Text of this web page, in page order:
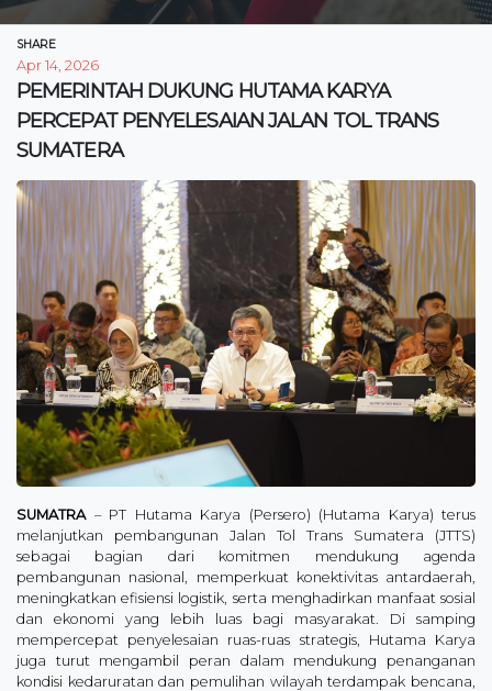
SHARE
Apr 14, 2026
PEMERINTAH DUKUNG HUTAMA KARYA
PERCEPAT PENYELESAIAN JALAN TOL TRANS
SUMATERA
SUMATRA – PT Hutama Karya (Persero) (Hutama Karya) terus
melanjutkan pembangunan Jalan Tol Trans Sumatera (JTTS)
sebagai bagian dari komitmen mendukung agenda
pembangunan nasional, memperkuat konektivitas antardaerah,
meningkatkan efisiensi logistik, serta menghadirkan manfaat sosial
dan ekonomi yang lebih luas bagi masyarakat. Di samping
mempercepat penyelesaian ruas-ruas strategis, Hutama Karya
juga turut mengambil peran dalam mendukung penanganan
kondisi kedaruratan dan pemulihan wilayah terdampak bencana,